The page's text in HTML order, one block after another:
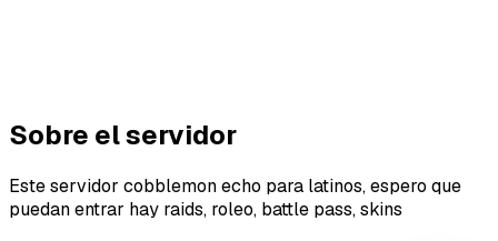
Sobre el servidor
Este servidor cobblemon echo para latinos, espero que
puedan entrar hay raids, roleo, battle pass, skins